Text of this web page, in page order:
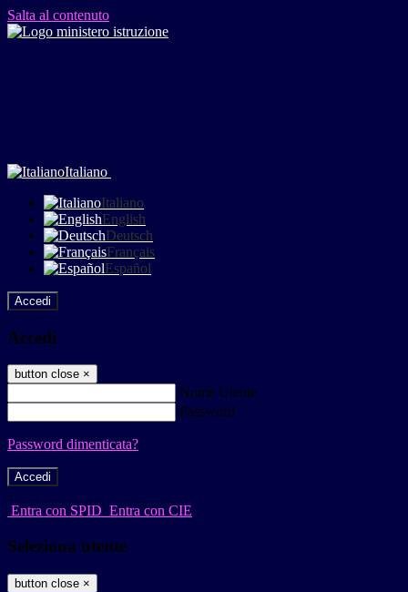
Salta al contenuto
Italiano
Italiano
English
Deutsch
Français
Español
Accedi
Accedi
button close ×
Nome Utente
Password
Password dimenticata?
-
Entra con SPID Entra con CIE
Seleziona utente
button close ×